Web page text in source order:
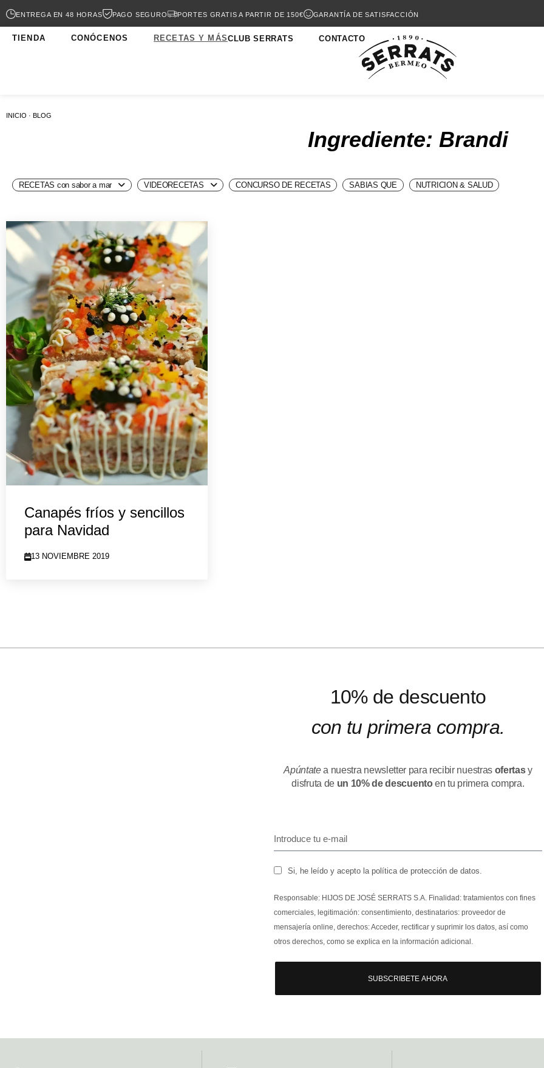
ENTREGA EN 48 HORAS PAGO SEGURO PORTES GRATIS A PARTIR DE 150€ GARANTÍA DE SATISFACCIÓN
TIENDA CONÓCENOS RECETAS Y MÁSCLUB SERRATS CONTACTO
INICIO · BLOG
Ingrediente: Brandi
RECETAS con sabor a mar VIDEORECETAS CONCURSO DE RECETAS SABIAS QUE NUTRICION & SALUD
Canapés fríos y sencillos
para Navidad
13 NOVIEMBRE 2019
10% de descuento
con tu primera compra.
Apúntatea nuestra newsletter para recibir nuestras ofertasy
disfruta de un 10% de descuentoen tu primera compra.
Si, he leído y acepto la política de protección de datos.
Responsable: HIJOS DE JOSÉ SERRATS S.A. Finalidad: tratamientos con fines
comerciales, legitimación: consentimiento, destinatarios: proveedor de
mensajería online, derechos: Acceder, rectificar y suprimir los datos, así como
otros derechos, como se explica en la información adicional.
SUBSCRIBETE AHORA